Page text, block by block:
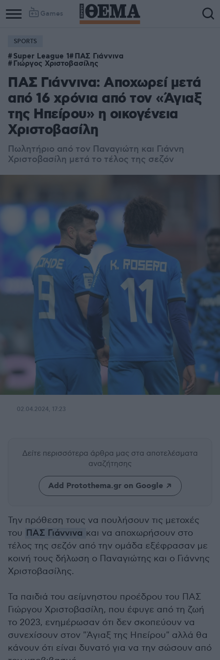
Games
SPORTS
Super League 1 ΠΑΣ Γιάννινα
Γιώργος Χριστοβασίλης
ΠΑΣ Γιάννινα: Αποχωρεί μετά
από 16 χρόνια από τον «Άγιαξ
της Ηπείρου» η οικογένεια
Χριστοβασίλη
Πωλητήριο από τον Παναγιώτη και Γιάννη
Χριστοβασίλη μετά το τέλος της σεζόν
02.04.2024, 17:23
Δείτε περισσότερα άρθρα μας στα αποτελέσματα
αναζήτησης
Add Protothema.gr on Google
Την πρόθεση τους να πουλήσουν τις μετοχές
του ΠΑΣ Γιάννινα και να αποχωρήσουν στο
τέλος της σεζόν από την ομάδα εξέφρασαν με
κοινή τους δήλωση ο Παναγιώτης και ο Γιάννης
Χριστοβασίλης.
Τα παιδιά του αείμνηστου προέδρου του ΠΑΣ
Γιώργου Χριστοβασίλη, που έφυγε από τη ζωή
το 2023, ενημέρωσαν ότι δεν σκοπεύουν να
συνεχίσουν στον "Άγιαξ της Ηπείρου" αλλά θα
κάνουν ότι είναι δυνατό για να την σώσουν από